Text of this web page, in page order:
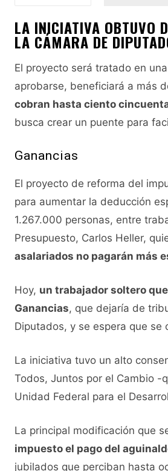
LA INICIATIVA OBTUVO
LA CÁMARA DE
El proyecto será tratado en
aprobarse, beneficiará a más
cobran hasta ciento
busca crear un puente para
Ganancias
El proyecto de reforma del
para aumentar la deducción
1.267.000 personas, entre
Presupuesto, Carlos Heller,
asalariados no pagarán más
Hoy, un trabajador soltero
Ganancias, que dejaría de
Diputados, y se espera que
La iniciativa tuvo un alto
Todos, Juntos por el Cambio -
Unidad Federal para el
La principal modificación que
impuesto el pago del
jubilados que perciban hasta